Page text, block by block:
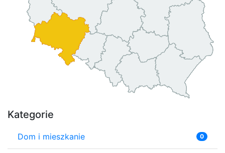
Kategorie
Dom i mieszkanie 0